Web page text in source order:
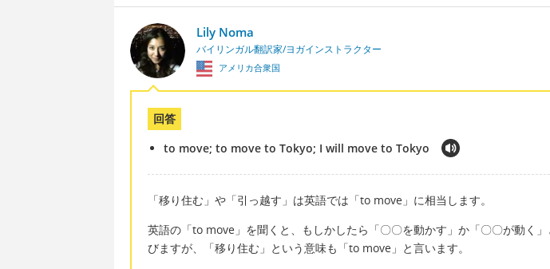
Lily Noma
バイリンガル翻訳家/ヨガインストラクター
アメリカ合衆国
回答
to move; to move to Tokyo; I will move to Tokyo
「移り住む」や「引っ越す」は英語では「to move」に相当します。
英語の「to move」を聞くと、もしかしたら「〇〇を動かす」か「〇〇が動く
びますが、「移り住む」という意味も「to move」と言います。